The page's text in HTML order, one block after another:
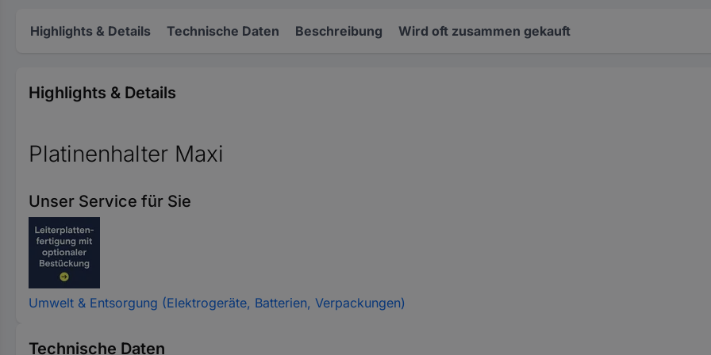
Highlights & Details Technische Daten Beschreibung Wird oft zusammen gekauft
Highlights & Details
Platinenhalter Maxi
Unser Service für Sie
Umwelt & Entsorgung (Elektrogeräte, Batterien, Verpackungen)
Technische Daten